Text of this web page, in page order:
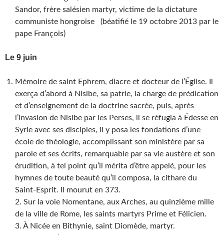
Sandor, frère salésien martyr, victime de la dictature
communiste hongroise (béatifié le 19 octobre 2013 par le
pape François)
Le 9 juin
Mémoire de saint Ephrem, diacre et docteur de l’Église. Il
exerça d’abord à Nisibe, sa patrie, la charge de prédication
et d’enseignement de la doctrine sacrée, puis, après
l’invasion de Nisibe par les Perses, il se réfugia à Édesse en
Syrie avec ses disciples, il y posa les fondations d’une
école de théologie, accomplissant son ministère par sa
parole et ses écrits, remarquable par sa vie austère et son
érudition, à tel point qu’il mérita d’être appelé, pour les
hymnes de toute beauté qu’il composa, la cithare du
Saint-Esprit. Il mourut en 373.
2. Sur la voie Nomentane, aux Arches, au quinzième mille
de la ville de Rome, les saints martyrs Prime et Félicien.
3. À Nicée en Bithynie, saint Diomède, martyr.